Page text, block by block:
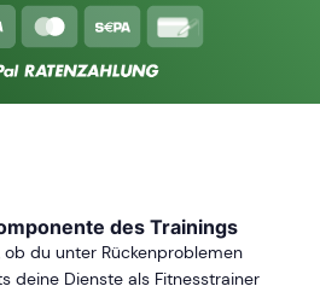
des Trainings
du unter Rückenproblemen
deine Dienste als Fitnesstrainer